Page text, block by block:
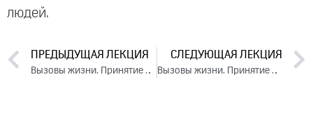
людей.
ПРЕДЫДУЩАЯ ЛЕКЦИЯ
Вызовы жизни. Принятие решений. Сбалансированная жизнь. День 1. Часть 1 (2024)
СЛЕДУЮЩАЯ ЛЕКЦИЯ
Вызовы жизни. Принятие решений. Сбалансированная жизнь. День 2. Часть 1 (2024)